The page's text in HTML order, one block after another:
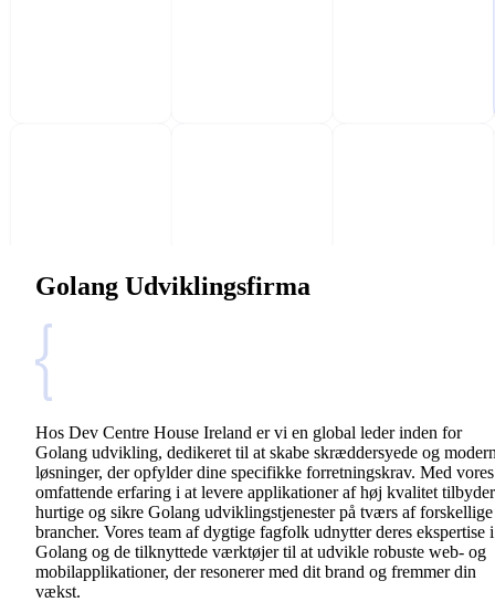
Golang Udviklingsfirma
Hos Dev Centre House Ireland er vi en global leder inden for
Golang udvikling, dedikeret til at skabe skræddersyede og
løsninger, der opfylder dine specifikke forretningskrav. Med vores
omfattende erfaring i at levere applikationer af høj kvalitet
hurtige og sikre Golang udviklingstjenester på tværs af forskellige
brancher. Vores team af dygtige fagfolk udnytter deres ekspertise i
Golang og de tilknyttede værktøjer til at udvikle robuste web- og
mobilapplikationer, der resonerer med dit brand og fremmer din
vækst.